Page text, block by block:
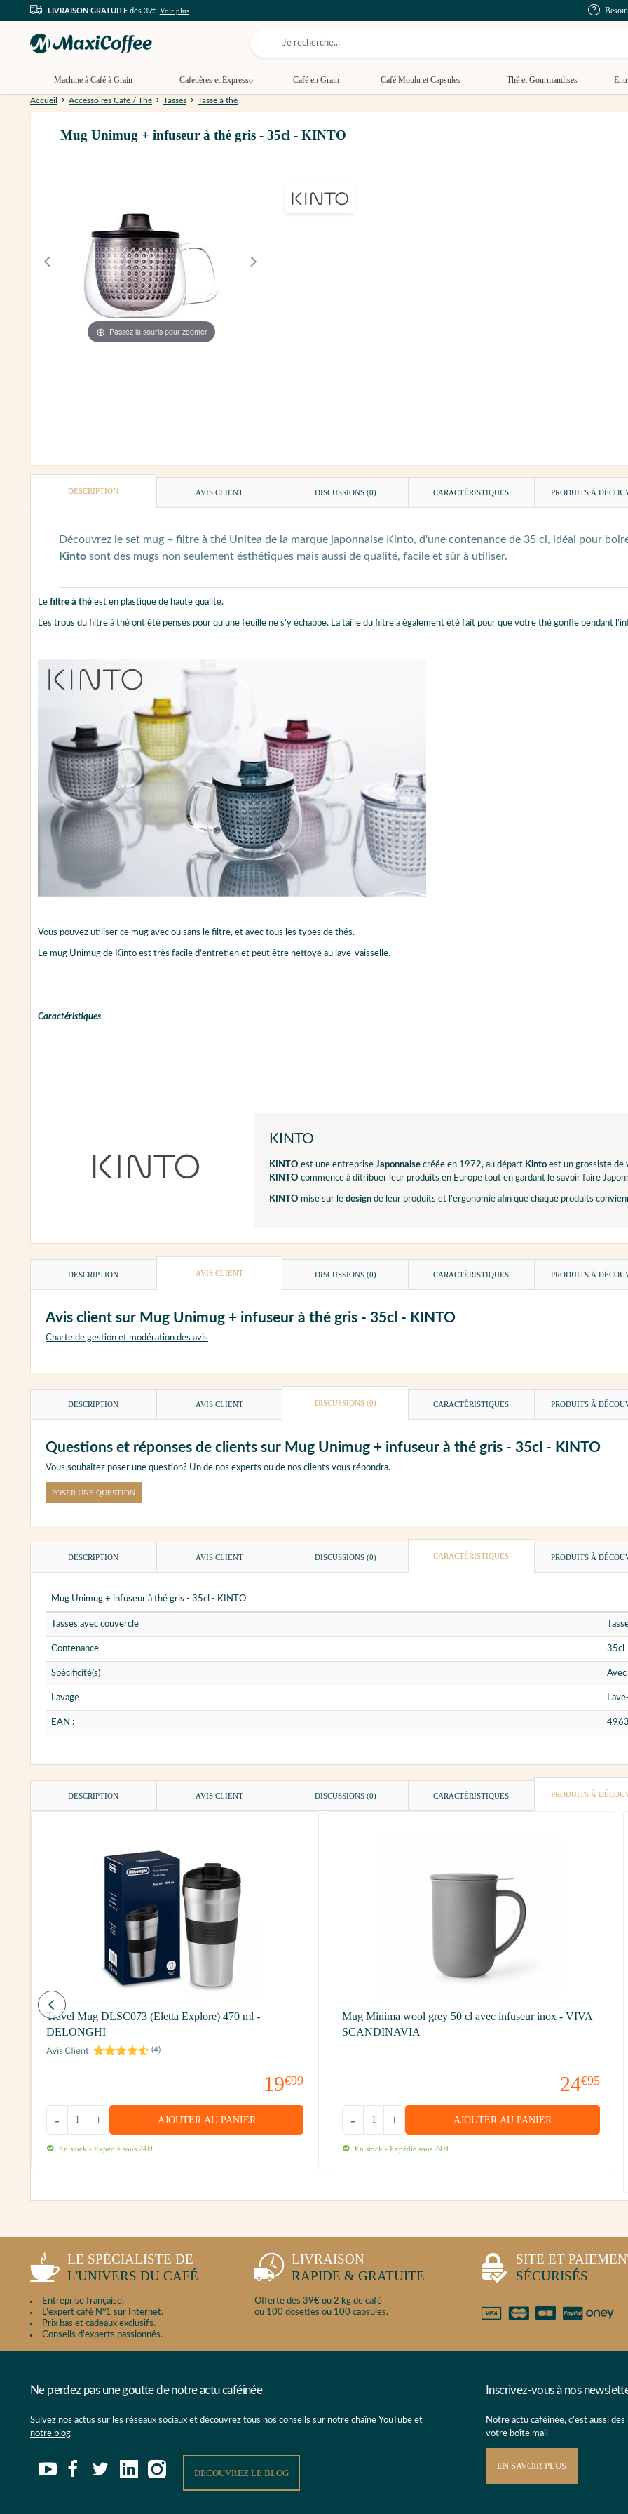
LIVRAISON GRATUITE dès 39€ Voir plus
Machine à Café à Grain Cafetières et Expresso Café en Grain Café Moulu et Capsules Thé et Gourmandises
Accueil Accessoires Café / Thé Tasses Tasse à thé
Mug Unimug + infuseur à thé gris - 35cl - KINTO
Passez la souris pour zoomer
DESCRIPTION AVIS CLIENT DISCUSSIONS (0) CARACTÉRISTIQUES PRODUITS À
Découvrez le set mug + filtre à thé Unitea de la marque japonnaise Kinto, d'une contenance de 35 cl, idéal pour
Kinto sont des mugs non seulement ésthétiques mais aussi de qualité, facile et sûr à utiliser.
Le filtre à thé est en plastique de haute qualité.
Les trous du filtre à thé ont été pensés pour qu'une feuille ne s'y échappe. La taille du filtre a également été fait pour que votre thé gonfle pendant
Vous pouvez utiliser ce mug avec ou sans le filtre, et avec tous les types de thés.
Le mug Unimug de Kinto est très facile d'entretien et peut être nettoyé au lave-vaisselle.
Caractéristiques
KINTO
KINTO est une entreprise Japonnaise créée en 1972, au départ Kinto est un grossiste de
KINTO commence à ditribuer leur produits en Europe tout en gardant le savoir faire
KINTO mise sur le design de leur produits et l'ergonomie afin que chaque produits
DESCRIPTION AVIS CLIENT DISCUSSIONS (0) CARACTÉRISTIQUES PRODUITS À
Avis client sur Mug Unimug + infuseur à thé gris - 35cl - KINTO
Charte de gestion et modération des avis
DESCRIPTION AVIS CLIENT DISCUSSIONS (0) CARACTÉRISTIQUES PRODUITS À
Questions et réponses de clients sur Mug Unimug + infuseur à thé gris - 35cl - KINTO
Vous souhaitez poser une question? Un de nos experts ou de nos clients vous répondra.
POSER UNE QUESTION
DESCRIPTION AVIS CLIENT DISCUSSIONS (0) CARACTÉRISTIQUES PRODUITS À
Mug Unimug + infuseur à thé gris - 35cl - KINTO
Tasses avec couvercle
Contenance 35cl
Spécificité(s) Avec
Lavage
EAN :
DESCRIPTION AVIS CLIENT DISCUSSIONS (0) CARACTÉRISTIQUES PRODUITS À
Travel Mug DLSC073 (Eletta Explore) 470 ml -
DELONGHI
(4)
19€99
+
- AJOUTER AU PANIER
En stock - Expédié sous 24H
Mug Minima wool grey 50 cl avec infuseur inox - VIVA
SCANDINAVIA
24€95
+
- AJOUTER AU PANIER
En stock - Expédié sous 24H
LE SPÉCIALISTE DE
L'UNIVERS DU CAFÉ
Entreprise française.
L'expert café N°1 sur Internet.
Prix bas et cadeaux exclusifs.
Conseils d'experts passionnés.
LIVRAISON
RAPIDE & GRATUITE
Offerte dès 39€ ou 2 kg de café
ou 100 dosettes ou 100 capsules.
SITE ET
SÉCURISÉS
Ne perdez pas une goutte de notre actu caféinée
Suivez nos actus sur les réseaux sociaux et découvrez tous nos conseils sur notre chaîne YouTube et
notre blog
DÉCOUVREZ LE BLOG
Inscrivez-vous à nos
Notre actu caféinée, c’est aussi
votre boîte mail
EN SAVOIR PLUS